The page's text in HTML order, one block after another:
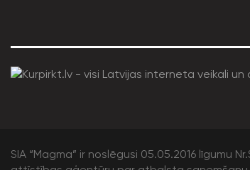
SIA “Magma” ir noslēgusi 05.05.2016 līgumu